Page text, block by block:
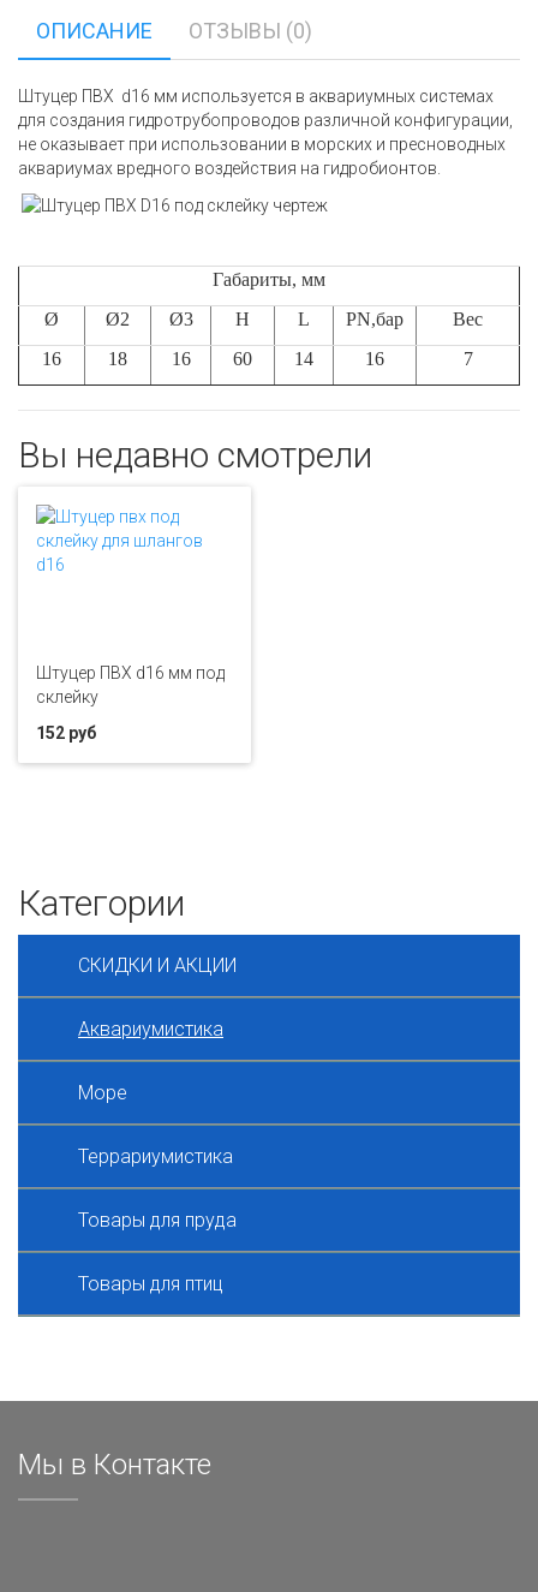
ОПИСАНИЕ ОТЗЫВЫ (0)
Штуцер ПВХ d16 мм используется в аквариумных системах
для создания гидротрубопроводов различной конфигурации,
не оказывает при использовании в морских и пресноводных
аквариумах вредного воздействия на гидробионтов.
Габариты, мм
Ø
Ø2 Ø3 H L PN,бар
Вес
16
18 16 60 14 16 7
Вы недавно смотрели
Штуцер ПВХ d16 мм под
склейку
152 руб
Категории
СКИДКИ И АКЦИИ
Аквариумистика
Море
Террариумистика
Товары для пруда
Товары для птиц
Мы в Контакте